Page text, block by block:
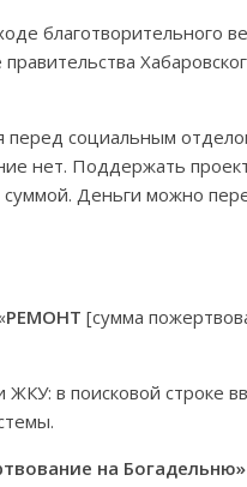
благотворительного
социальным
нет. Поддержать
Деньги можно
РЕМОНТ [сумма
в поисковой строке
на Богадельню»